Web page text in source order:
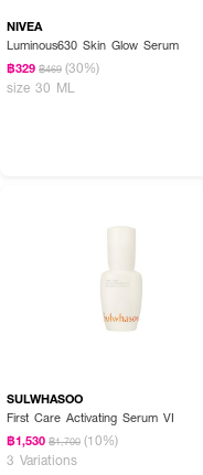
NIVEA
Luminous630 Skin Glow Serum
฿329 ฿469 (30%)
size 30 ML
SULWHASOO
First Care Activating Serum VI
฿1,530 ฿1,700 (10%)
3 Variations